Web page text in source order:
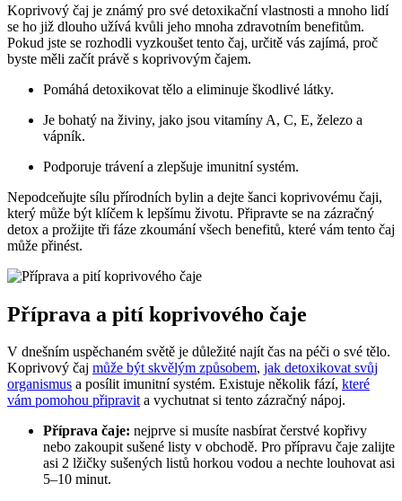
Koprivový čaj je známý pro své detoxikační vlastnosti a mnoho lidí
se ho již dlouho užívá kvůli jeho mnoha zdravotním benefitům.
Pokud jste se rozhodli vyzkoušet tento čaj, určitě vás zajímá, proč
byste měli začít právě s koprivovým čajem.
Pomáhá detoxikovat tělo a eliminuje škodlivé látky.
Je bohatý na živiny, jako jsou vitamíny A, C, E, železo a
vápník.
Podporuje trávení a zlepšuje imunitní systém.
Nepodceňujte sílu přírodních bylin a dejte šanci koprivovému čaji,
který může být klíčem k lepšímu životu. Připravte se na zázračný
detox a prožijte tři fáze zkoumání všech benefitů, které vám tento čaj
může přinést.
Příprava a pití koprivového čaje
V dnešním uspěchaném světě je důležité najít čas na péči o své tělo.
Koprivový čaj může být skvělým způsobem, jak detoxikovat svůj
organismus a posílit imunitní systém. Existuje několik fází, které
vám pomohou připravita vychutnat si tento zázračný nápoj.
Příprava čaje: nejprve si musíte nasbírat čerstvé kopřivy
nebo zakoupit sušené listy v obchodě. Pro přípravu čaje zalijte
asi 2 lžičky sušených listů horkou vodou a nechte louhovat asi
5–10 minut.